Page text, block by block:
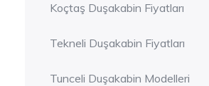
Koçtaş Duşakabin Fiyatları
Tekneli Duşakabin Fiyatları
Tunceli Duşakabin Modelleri